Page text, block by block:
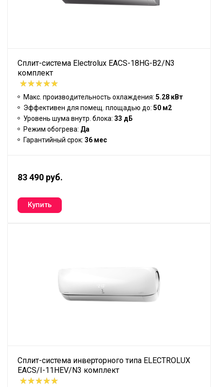
Сплит-система Electrolux EACS-18HG-B2/N3
комплект
Макс. производительность охлаждения: 5.28 кВт
Эффективен для помещ. площадью до: 50 м2
Уровень шума внутр. блока: 33 дБ
Режим обогрева: Да
Гарантийный срок: 36 мес
83 490 руб.
Сплит-система инверторного типа ELECTROLUX
EACS/I-11HEV/N3 комплект